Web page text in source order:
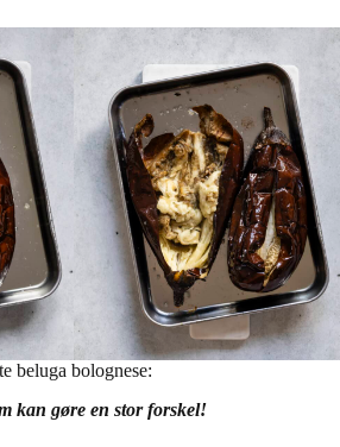
beluga bolognese:
kan gøre en stor forskel!